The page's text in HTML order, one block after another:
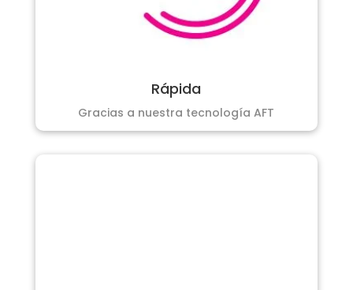
Rápida
Gracias a nuestra tecnología AFT